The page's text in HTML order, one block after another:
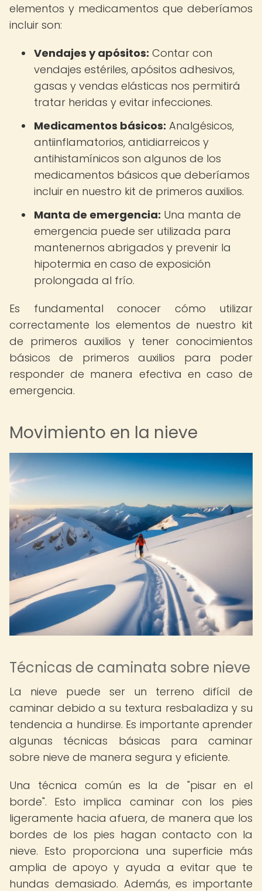
elementos y medicamentos que deberíamos
incluir son:
Vendajes y apósitos: Contar con
vendajes estériles, apósitos adhesivos,
gasas y vendas elásticas nos permitirá
tratar heridas y evitar infecciones.
Medicamentos básicos: Analgésicos,
antiinflamatorios, antidiarreicos y
antihistamínicos son algunos de los
medicamentos básicos que deberíamos
incluir en nuestro kit de primeros auxilios.
Manta de emergencia: Una manta de
emergencia puede ser utilizada para
mantenernos abrigados y prevenir la
hipotermia en caso de exposición
prolongada al frío.
Es fundamental conocer cómo utilizar
correctamente los elementos de nuestro kit
de primeros auxilios y tener conocimientos
básicos de primeros auxilios para poder
responder de manera efectiva en caso de
emergencia.
Movimiento en la nieve
Técnicas de caminata sobre nieve
La nieve puede ser un terreno difícil de
caminar debido a su textura resbaladiza y su
tendencia a hundirse. Es importante aprender
algunas técnicas básicas para caminar
sobre nieve de manera segura y eficiente.
Una técnica común es la de "pisar en el
borde". Esto implica caminar con los pies
ligeramente hacia afuera, de manera que los
bordes de los pies hagan contacto con la
nieve. Esto proporciona una superficie más
amplia de apoyo y ayuda a evitar que te
hundas demasiado. Además, es importante